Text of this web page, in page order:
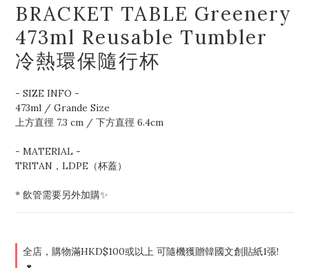
BRACKET TABLE Greenery
473ml Reusable Tumbler
冷熱環保隨行杯
- SIZE INFO -
473ml / Grande Size
上方直徑 7.3 cm / 下方直徑 6.4cm
- MATERIAL -
TRITAN，LDPE（杯蓋）
* 飲管需要另外加購✨
全店，購物滿HKD$100或以上 可隨機獲贈韓國文創貼紙1張!